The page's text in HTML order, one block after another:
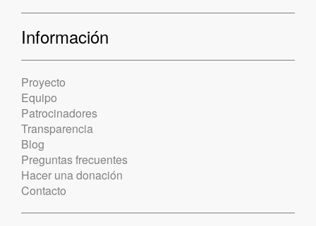
Información
Proyecto
Equipo
Patrocinadores
Transparencia
Blog
Preguntas frecuentes
Hacer una donación
Contacto